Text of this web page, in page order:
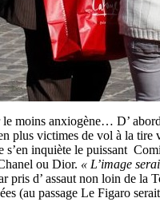
moins anxiogène… D’
plus victimes de vol à la tire
s’en inquiète le puissant
ou Dior. « L’image
pris d’ assaut non loin de la
(au passage Le Figaro